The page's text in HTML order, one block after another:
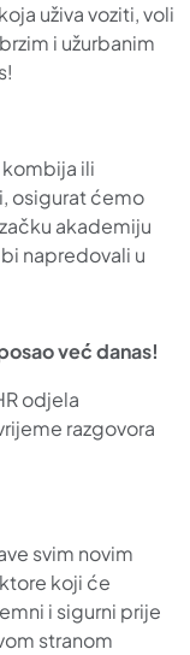
uživa voziti, voli
i užurbanim
kombija ili
osigurat ćemo
akademiju
napredovali u
već danas!
odjela
razgovora
svim novim
koji će
i sigurni prije
stranom